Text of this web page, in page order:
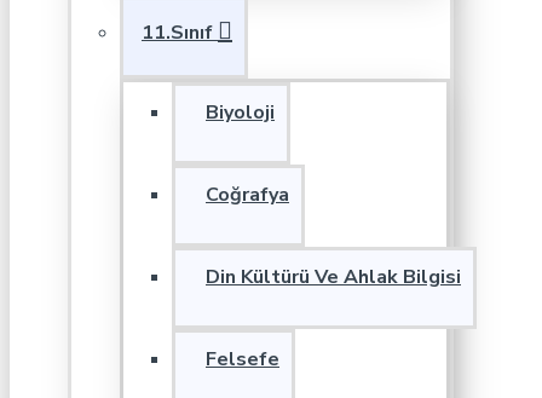
11.Sınıf
Biyoloji
Coğrafya
Din Kültürü Ve Ahlak Bilgisi
Felsefe